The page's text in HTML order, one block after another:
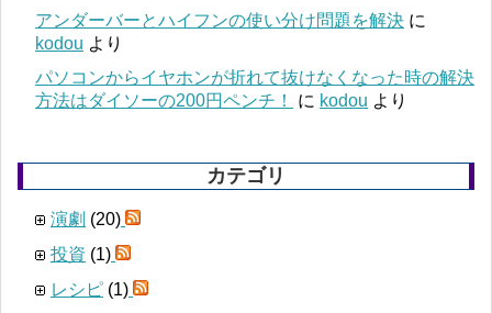
アンダーバーとハイフンの使い分け問題を解決 に
kodou より
パソコンからイヤホンが折れて抜けなくなった時の解決
方法はダイソーの200円ペンチ！
に kodou より
カテゴリ
演劇 (20)
投資 (1)
レシピ (1)